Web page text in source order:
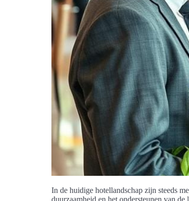
In de huidige hotellandschap zijn steeds